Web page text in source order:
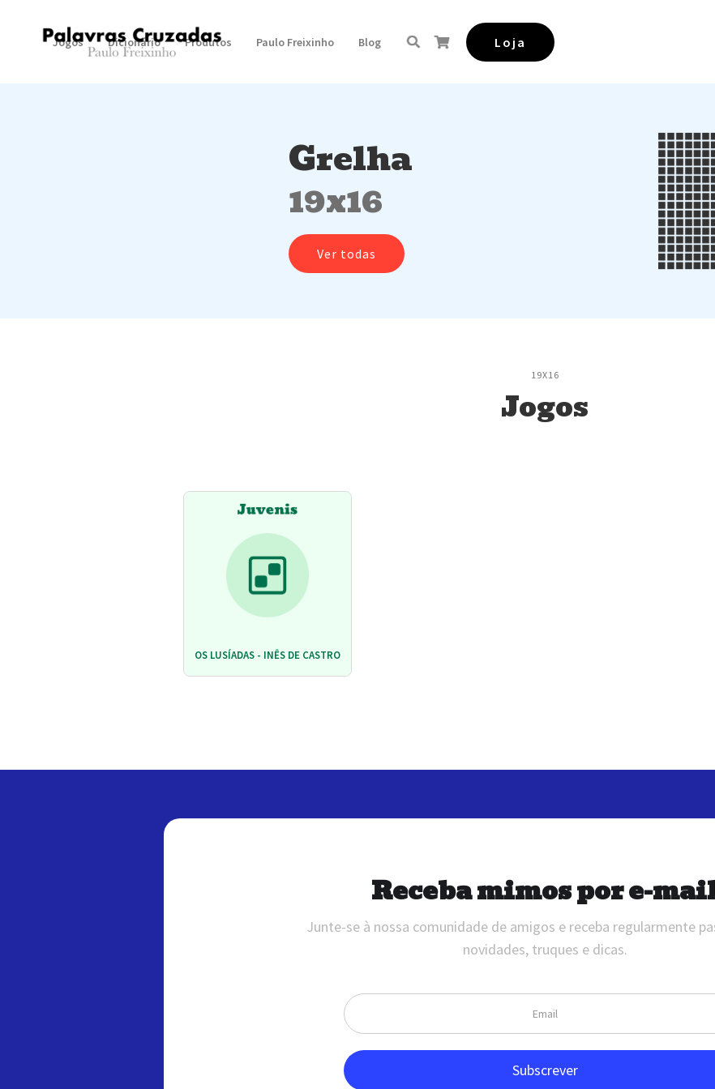
Jogos Dicionário Produtos Paulo Freixinho Blog Loja
Grelha
19x16
Ver todas
19X16
Jogos
OS LUSÍADAS - INÊS DE CASTRO
Receba mimos por e-
Junte-se à nossa comunidade de amigos e receba regularmente
novidades, truques e dicas.